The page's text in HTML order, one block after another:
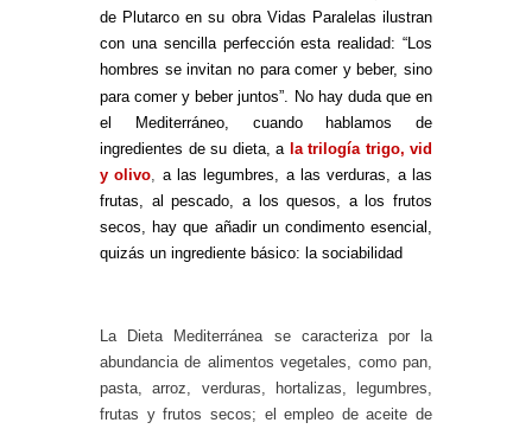
de Plutarco en su obra Vidas Paralelas ilustran
con una sencilla perfección esta realidad: “Los
hombres se invitan no para comer y beber, sino
para comer y beber juntos”.
No hay duda que en
el Mediterráneo, cuando hablamos de
ingredientes de su dieta, a la trilogía trigo, vid
y olivo
a las legumbres, a las verduras, a las
frutas, al pescado, a los quesos, a los frutos
secos, hay que añadir un condimento esencial,
quizás un ingrediente básico: la sociabilidad
La Dieta Mediterránea se caracteriza por la
abundancia de alimentos vegetales, como pan,
pasta, arroz, verduras, hortalizas, legumbres,
frutas y frutos secos; el empleo de aceite de